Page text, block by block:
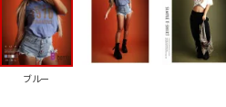
ス
ス
ブルー